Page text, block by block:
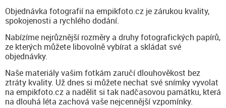
Objednávka fotografií na empikfoto.cz je zárukou kvality,
spokojenosti a rychlého dodání.
Nabízíme nejrůznější rozměry a druhy fotografických papírů,
ze kterých můžete libovolně vybírat a skládat své
objednávky.
Naše materiály vašim fotkám zaručí dlouhověkost bez
ztráty kvality. Už dnes si můžete nechat své snímky vyvolat
na empikfoto.cz a nadělit si tak nadčasovou památku, která
na dlouhá léta zachová vaše nejcennější vzpomínky.